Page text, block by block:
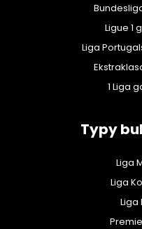
Ligue 1
Liga
1 Liga
Typy
Liga
Liga
Liga